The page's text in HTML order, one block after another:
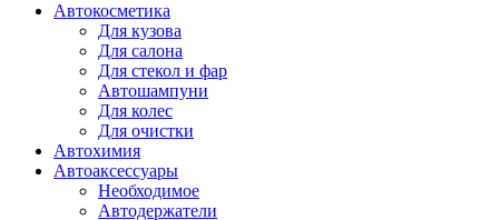
Автокосметика
Для кузова
Для салона
Для стекол и фар
Автошампуни
Для колес
Для очистки
Автохимия
Автоаксессуары
Необходимое
Автодержатели